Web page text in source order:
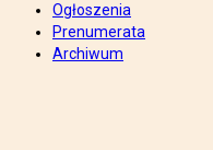
Ogłoszenia
Prenumerata
Archiwum